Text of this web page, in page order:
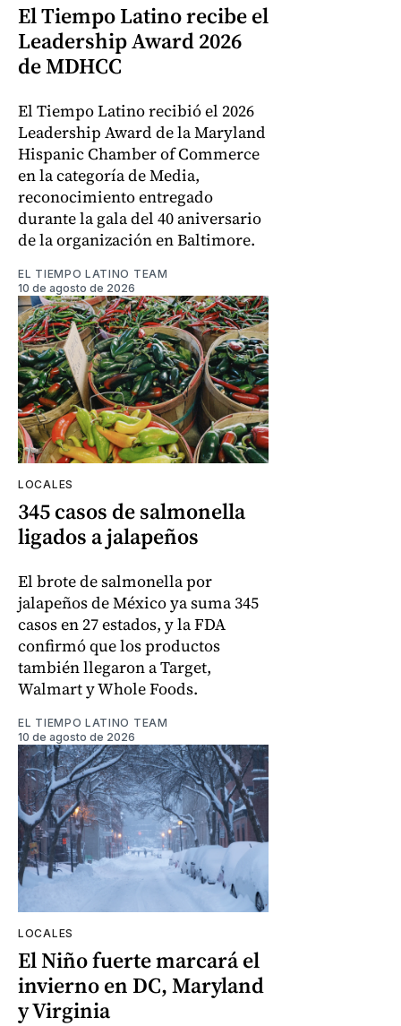
El Tiempo Latino recibe el
Leadership Award 2026
de MDHCC
El Tiempo Latino recibió el 2026
Leadership Award de la Maryland
Hispanic Chamber of Commerce
en la categoría de Media,
reconocimiento entregado
durante la gala del 40 aniversario
de la organización en Baltimore.
EL TIEMPO LATINO TEAM
10 de agosto de 2026
LOCALES
345 casos de salmonella
ligados a jalapeños
El brote de salmonella por
jalapeños de México ya suma 345
casos en 27 estados, y la FDA
confirmó que los productos
también llegaron a Target,
Walmart y Whole Foods.
EL TIEMPO LATINO TEAM
10 de agosto de 2026
LOCALES
El Niño fuerte marcará el
invierno en DC, Maryland
y Virginia